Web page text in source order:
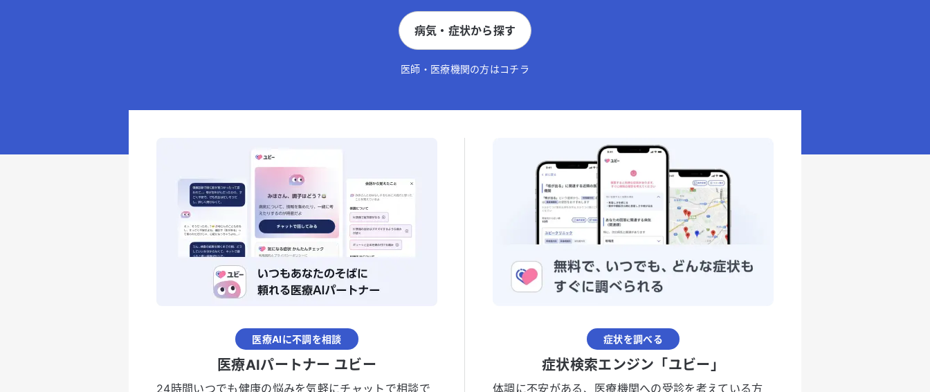
病気・症状から探す
医師・医療機関の方はコチラ
医療AIに不調を相談
医療AIパートナー ユビー
24時間いつでも健康の悩みを気軽にチャットで相談で
症状を調べる
症状検索エンジン「ユビー」
体調に不安がある、医療機関への受診を考えている方